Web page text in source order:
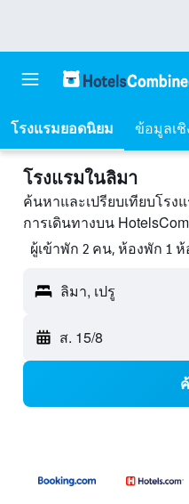
โรงแรมยอดนิยม ข้อมูลเชิ
โรงแรมในลิมา
ค้นหาและเปรียบเทียบโรง
การเดินทางบน
ผู้เข้าพัก 2 คน, ห้องพัก 1 ห้
ลิมา, เปรู
ส. 15/8